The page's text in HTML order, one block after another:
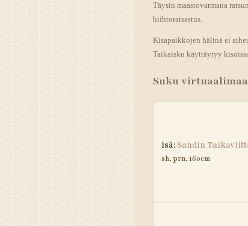
Täysin maastovarmana
hiihtoratsastus.
Kisapaikkojen hälinä ei
Taikaisku käyttäytyy
Suku
isä: Sandin
sh, prn, 160cm